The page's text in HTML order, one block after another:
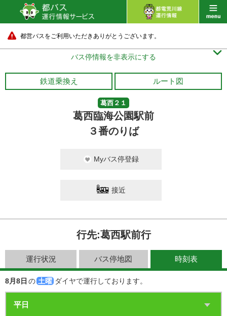
都営バスをご利用いただきありがとうございます。
バス停情報を非表示にする 
鉄道乗換え ルート図
葛西２１
葛西臨海公園駅前
３番のりば
Myバス停登録
接近
行先:葛西駅前行
運行状況 バス停地図 時刻表
8月8日 の 土曜 ダイヤで運行しております。